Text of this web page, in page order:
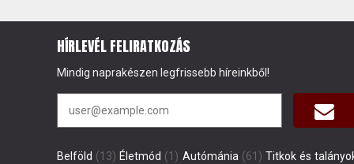
HÍRLEVÉL FELIRATKOZÁS
Mindig naprakészen legfrissebb híreinkből!
Belföld (13) Életmód (1) Autómánia (61) Titkok és